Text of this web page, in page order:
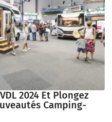
2024 Et Plongez
Camping-